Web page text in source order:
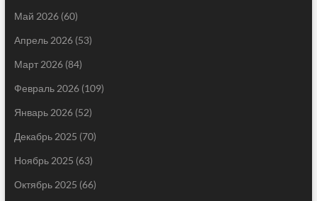
Май 2026(60)
Апрель 2026(53)
Март 2026(84)
Февраль 2026(109)
Январь 2026(52)
Декабрь 2025 (70)
Ноябрь 2025 (63)
Октябрь 2025 (66)